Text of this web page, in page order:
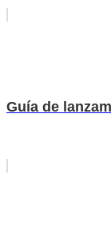
Guía de